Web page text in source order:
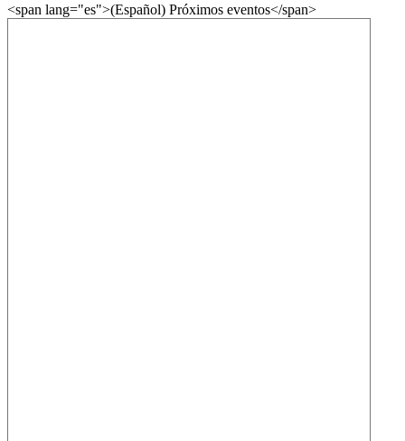
<span lang="es">(Español) Próximos eventos</span>